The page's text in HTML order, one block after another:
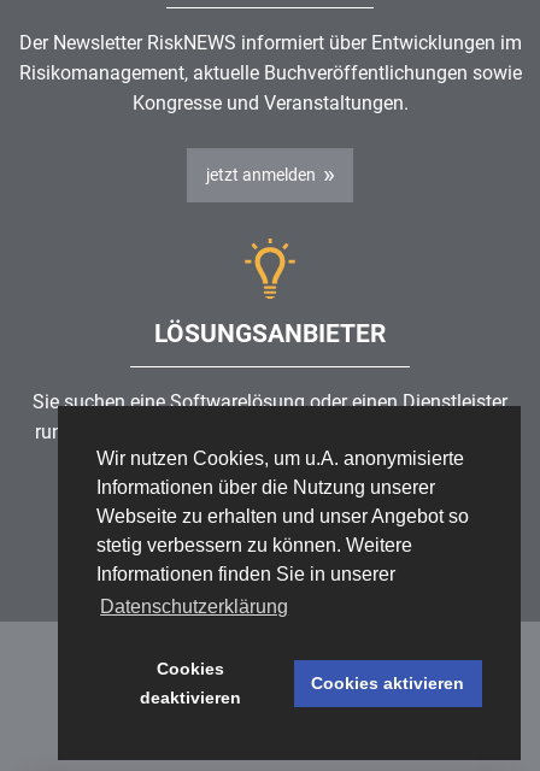
Wir nutzen Cookies, um u.A. anonymisierte
Informationen über die Nutzung unserer
Webseite zu erhalten und unser Angebot so
stetig verbessern zu können. Weitere
Informationen finden Sie in unserer
Datenschutzerklärung
Cookies
deaktivieren
Cookies aktivieren
Der Newsletter RiskNEWS informiert über Entwicklungen im
Risikomanagement, aktuelle Buchveröffentlichungen sowie
Kongresse und Veranstaltungen.
jetzt anmelden
LÖSUNGSANBIETER
Sie suchen eine Softwarelösung oder einen Dienstleister
rund um die Themen
ISMS?
Partner finden
Impressum/Sitemap